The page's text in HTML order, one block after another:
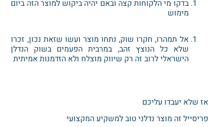
בדקו מי הלקוחות קצה ובאם יהיה ביקוש למוצר הזה ביום
מימוש
אל תמהרו, חקרו שוק, נתחו מוצר ועשו שזאת נכון, זכרו
שלא כל הנוצץ זהב, במרבית הפעמים בשוק הנדלן
הישראלי לרוב זה רק שיווק מוצלח ולא הזדמנות אמיתית
אז שלא יעבדו עליכם
פריסייל זה מוצר נדלני טוב למשקיע המקצועי